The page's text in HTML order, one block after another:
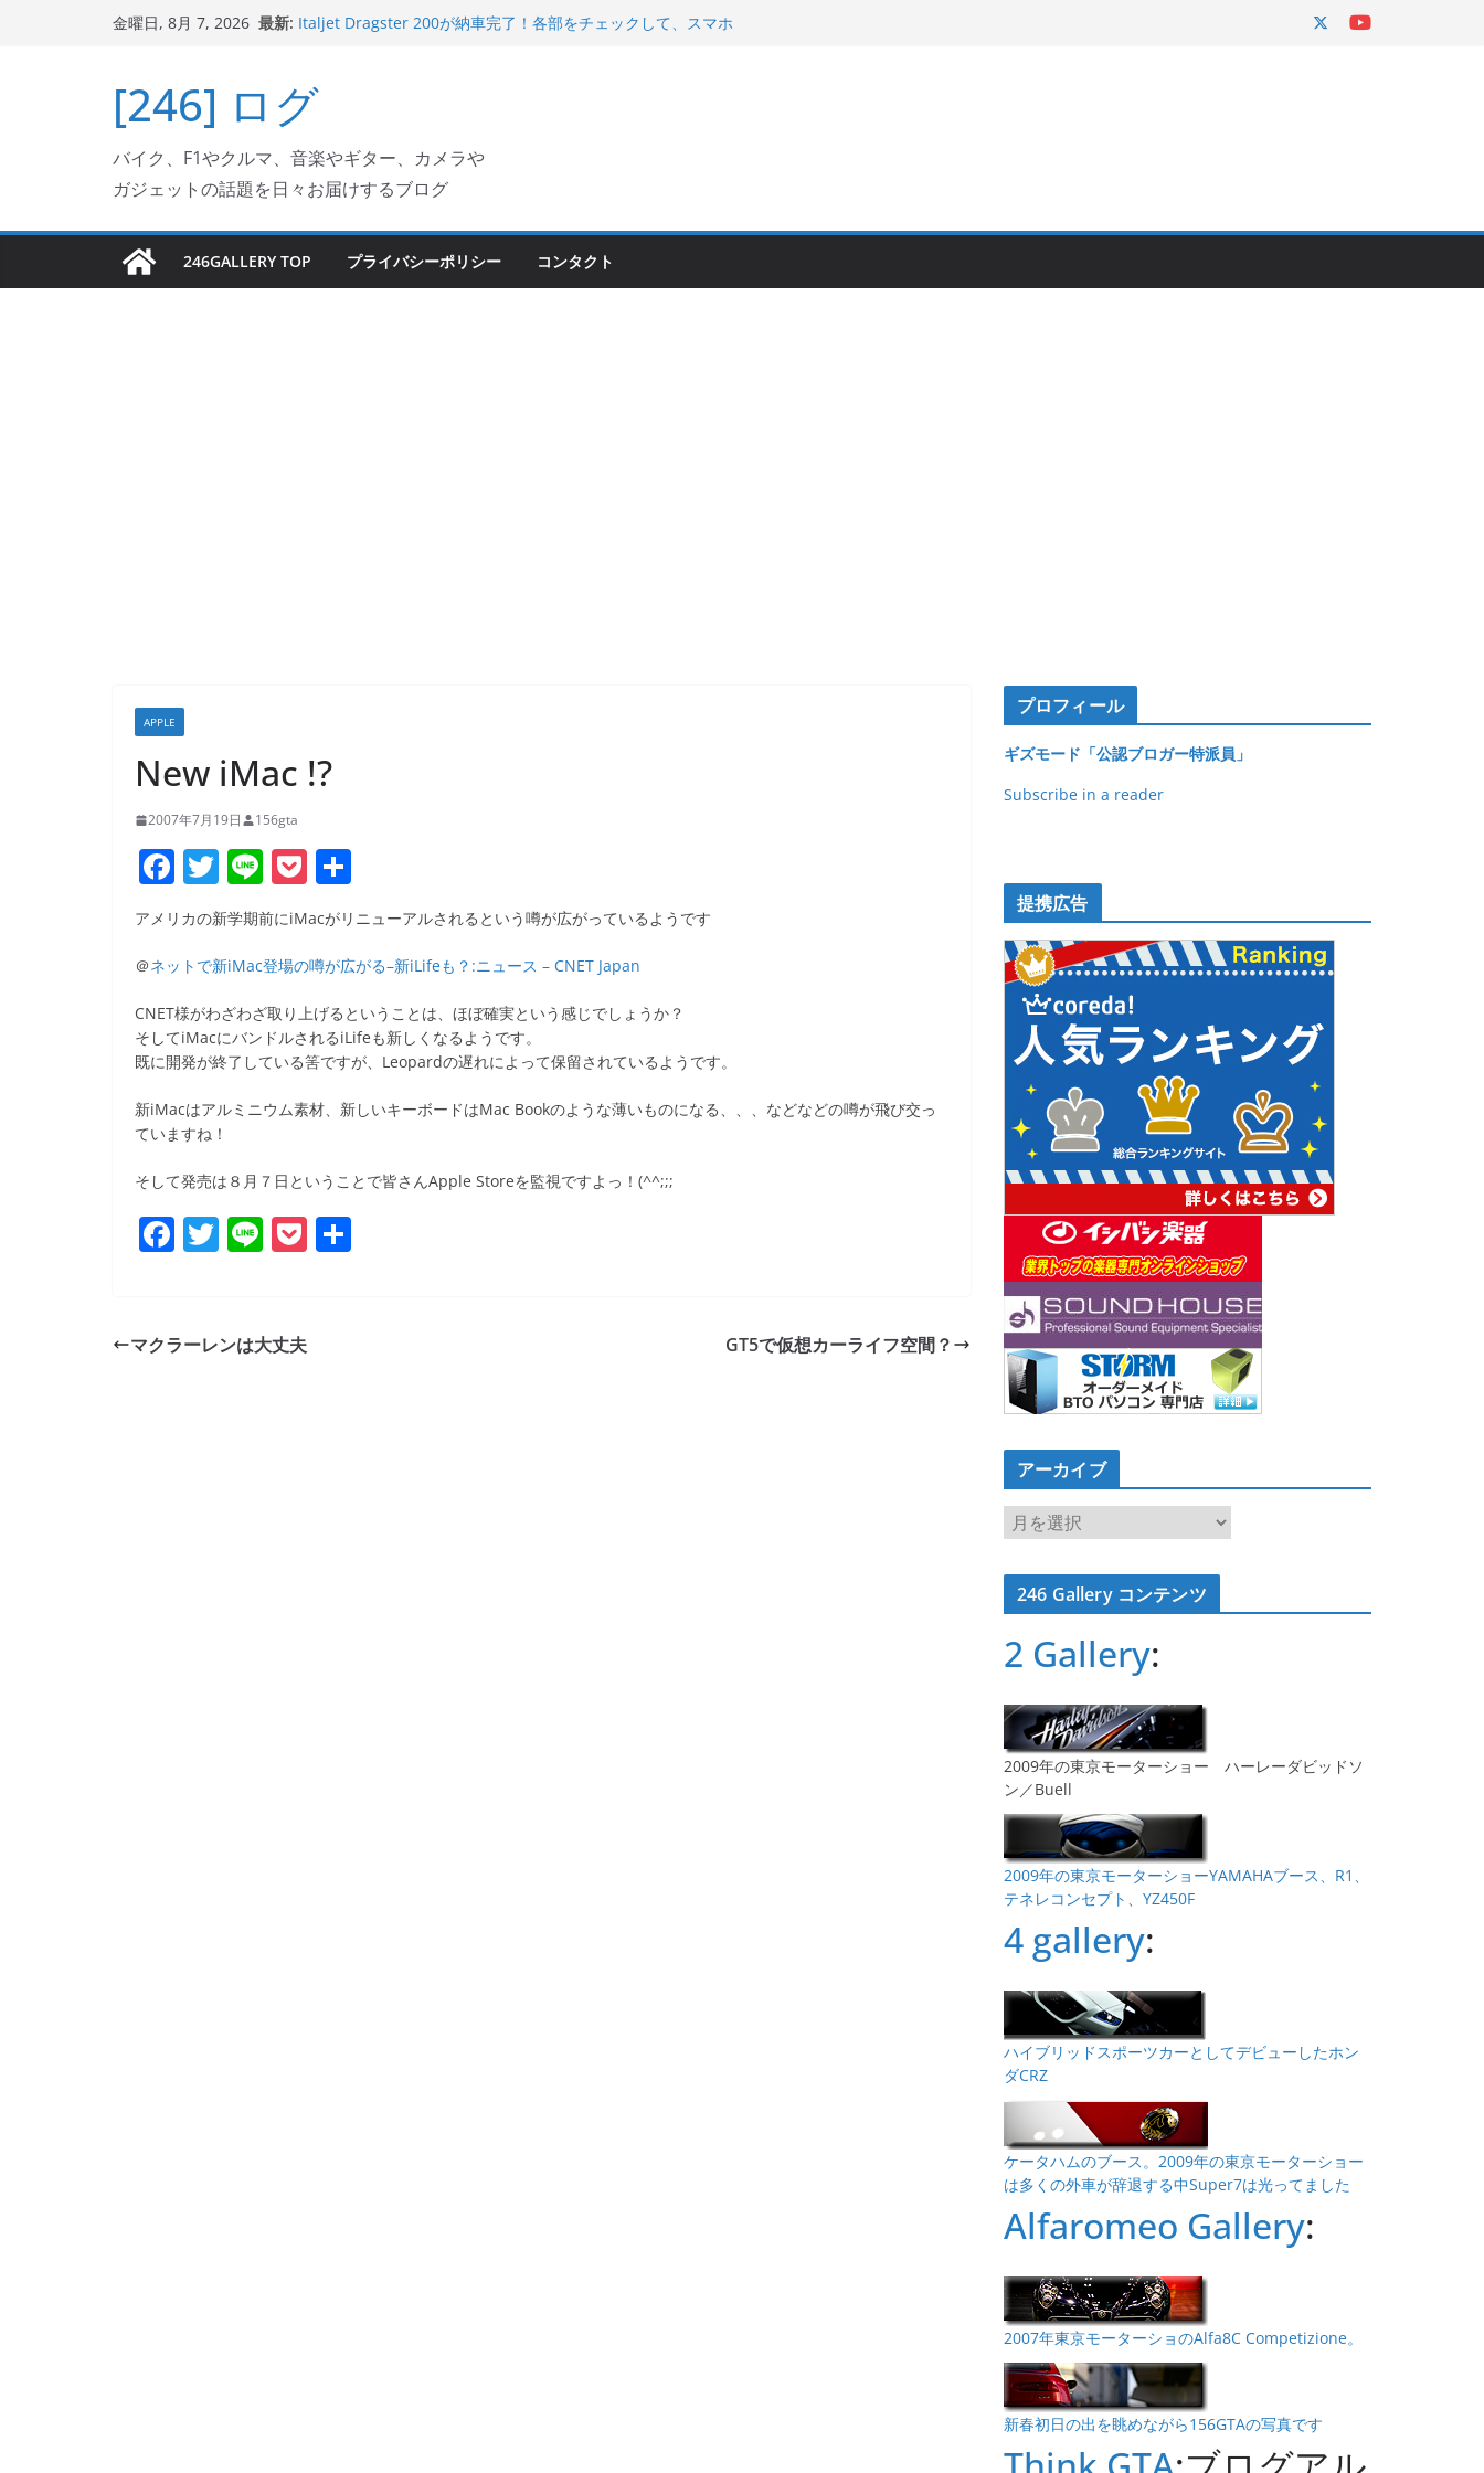
キ
プ
金曜日, 8月 7, 2026 最新: Italjet Dragster 200が納車完了！各部をチェックして、スマホ
Ken Block 逝去
岩手県奥州市へのふるさと納税で KGR HARMONY 南部鉄器エ
Italjet Dragster 200のフロントISSサスの動きが判ったらコーナ
リングが楽しくなった
[246] ログ
バイク、F1やクルマ、音楽やギター、カメラや
ガジェットの話題を日々お届けするブログ
246GALLERY TOP プライバシーポリシー コンタクト
APPLE
New iMac !?
2007年7月19日 156gta
F
a
c
e
b
o
o
k
T
w
itt
er
Li
n
e
P
ck
et
有
アメリカの新学期前にiMacがリニューアルされるという噂が広がっているようです
＠ネットで新iMac登場の噂が広がる–新iLifeも？:ニュース – CNET Japan
CNET様がわざわざ取り上げるということは、ほぼ確実という感じでしょうか？
そしてiMacにバンドルされるiLifeも新しくなるようです。
既に開発が終了している筈ですが、Leopardの遅れによって保留されているようです。
新iMacはアルミニウム素材、新しいキーボードはMac Bookのような薄いものになる、、、などなどの噂が飛び交っ
ていますね！
そして発売は８月７日ということで皆さんApple Storeを監視ですよっ！(^^;;;
F
e
T
er
Li P
マクラーレンは大丈夫 GT5で仮想カーライフ空間？
プロフィール
ギズモード「公認ブロガー特派員」
Subscribe in a reader
提携広告
アーカイブ
ア
ー
カ
イ246 Gallery コンテンツ
2 Gallery:
2009年の東京モーターショー ハーレーダビッドソ
ン／Buell
2009年の東京モーターショーYAMAHAブース、R1、
テネレコンセプト、YZ450F
4 gallery:
ハイブリッドスポーツカーとしてデビューしたホン
ダCRZ
ケータハムのブース。2009年の東京モーターショー
は多くの外車が辞退する中Super7は光ってました
Alfaromeo Gallery:
2007年東京モーターショのAlfa8C Competizione。
新春初日の出を眺めながら156GTAの写真です